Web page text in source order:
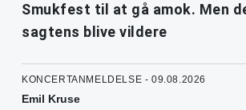
Smukfest til at gå amok. Men
sagtens blive vildere
KONCERTANMELDELSE - 09.08.2026
Emil Kruse